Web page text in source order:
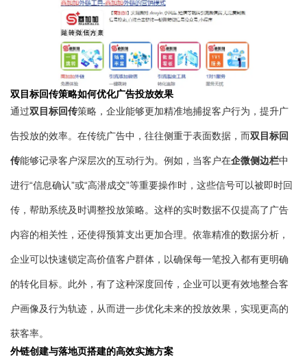
双目标回传策略如何优化广告投放效果
通过双目标回传策略，企业能够更加精准地捕捉客户行为，提升广
告投放的效率。在传统广告中，往往侧重于表面数据，而双目标回
传能够记录客户深层次的互动行为。例如，当客户在企微侧边栏中
进行“信息确认”或“高潜成交”等重要操作时，这些信号可以被即时回
传，帮助系统及时调整投放策略。这样的实时数据不仅提高了广告
内容的相关性，还使得预算支出更加合理。依靠精准的数据分析，
企业可以快速锁定高价值客户群体，以确保每一笔投入都有更明确
的转化目标。此外，有了这种深度回传，企业可以更有效地整合客
户画像及行为轨迹，从而进一步优化未来的投放效果，实现更高的
获客率。
外链创建与落地页搭建的高效实施方案